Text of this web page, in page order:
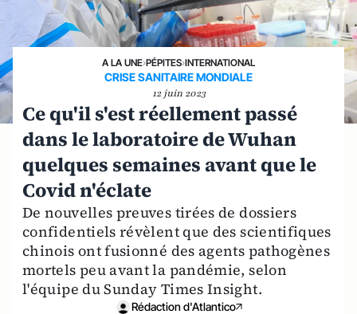
A LA UNE›PÉPITES›INTERNATIONAL
CRISE SANITAIRE MONDIALE
12 juin 2023
Ce qu'il s'est réellement passé
dans le laboratoire de Wuhan
quelques semaines avant que le
Covid n'éclate
De nouvelles preuves tirées de dossiers
confidentiels révèlent que des scientifiques
chinois ont fusionné des agents pathogènes
mortels peu avant la pandémie, selon
l'équipe du Sunday Times Insight.
Rédaction d'Atlantico